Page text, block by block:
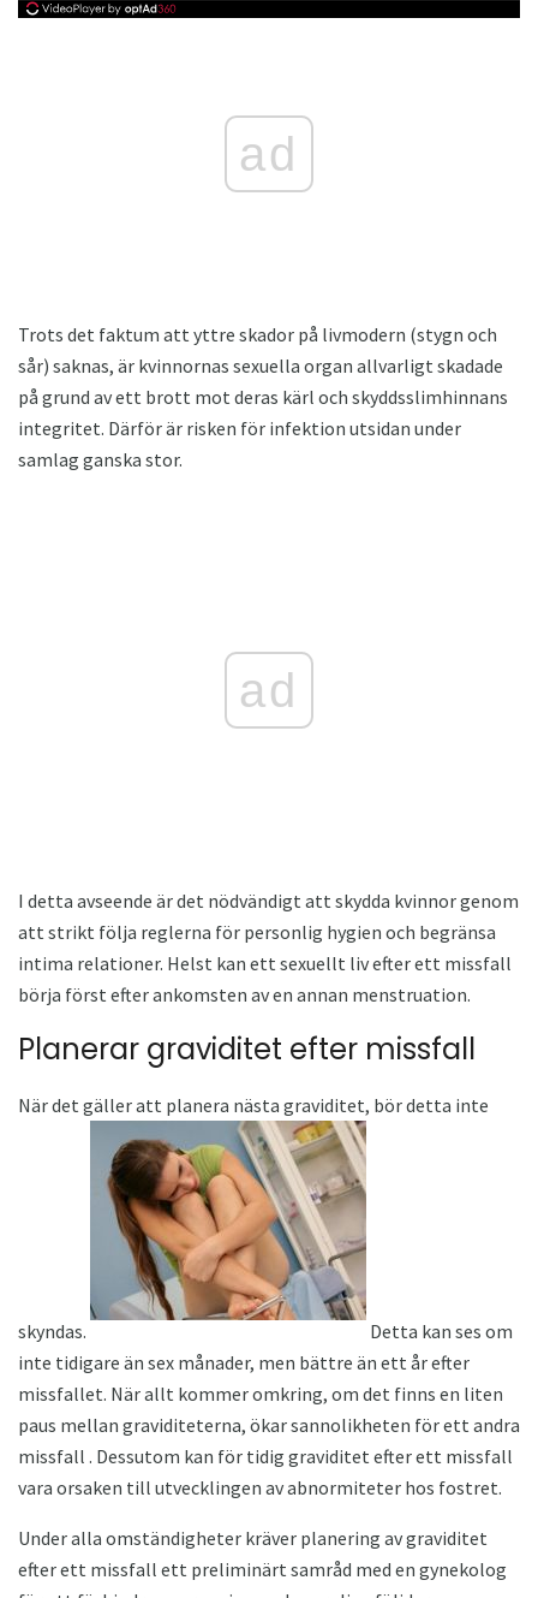
ad
Trots det faktum att yttre skador på livmodern (stygn och
sår) saknas, är kvinnornas sexuella organ allvarligt skadade
på grund av ett brott mot deras kärl och skyddsslimhinnans
integritet. Därför är risken för infektion utsidan under
samlag ganska stor.
ad
I detta avseende är det nödvändigt att skydda kvinnor genom
att strikt följa reglerna för personlig hygien och begränsa
intima relationer. Helst kan ett sexuellt liv efter ett missfall
börja först efter ankomsten av en annan menstruation.
Planerar graviditet efter missfall
När det gäller att planera nästa graviditet, bör detta inte
skyndas.
Detta kan ses om
inte tidigare än sex månader, men bättre än ett år efter
missfallet. När allt kommer omkring, om det finns en liten
paus mellan graviditeterna, ökar sannolikheten för ett andra
missfall . Dessutom kan för tidig graviditet efter ett missfall
vara orsaken till utvecklingen av abnormiteter hos fostret.
Under alla omständigheter kräver planering av graviditet
efter ett missfall ett preliminärt samråd med en gynekolog